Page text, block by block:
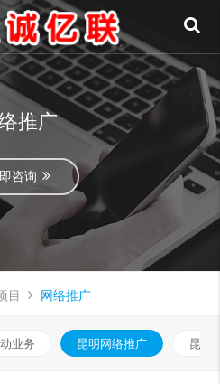
推广
咨询
目 网络推广
业务 昆明网络推广 昆明